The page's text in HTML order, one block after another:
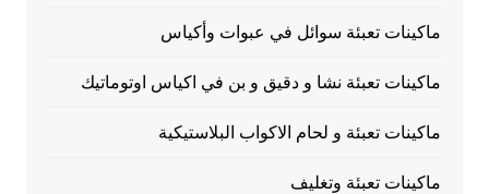
ماكينات تعبئة سوائل في عبوات وأكياس
ماكينات تعبئة نشا و دقيق و بن في اكياس اوتوماتيك
ماكينات تعبئة و لحام الاكواب البلاستيكية
ماكينات تعبئة وتغليف